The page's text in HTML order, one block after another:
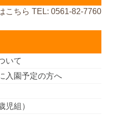
こちら TEL: 0561-82-7760
いて
入園予定の方へ
児組）